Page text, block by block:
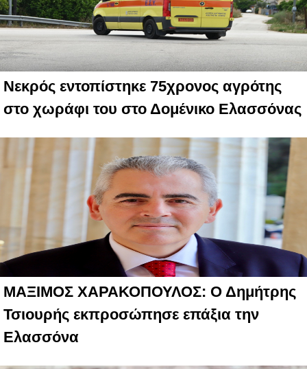
Νεκρός εντοπίστηκε 75χρονος αγρότης
στο χωράφι του στο Δομένικο Ελασσόνας
ΜΑΞΙΜΟΣ ΧΑΡΑΚΟΠΟΥΛΟΣ: Ο Δημήτρης
Τσιουρής εκπροσώπησε επάξια την
Ελασσόνα